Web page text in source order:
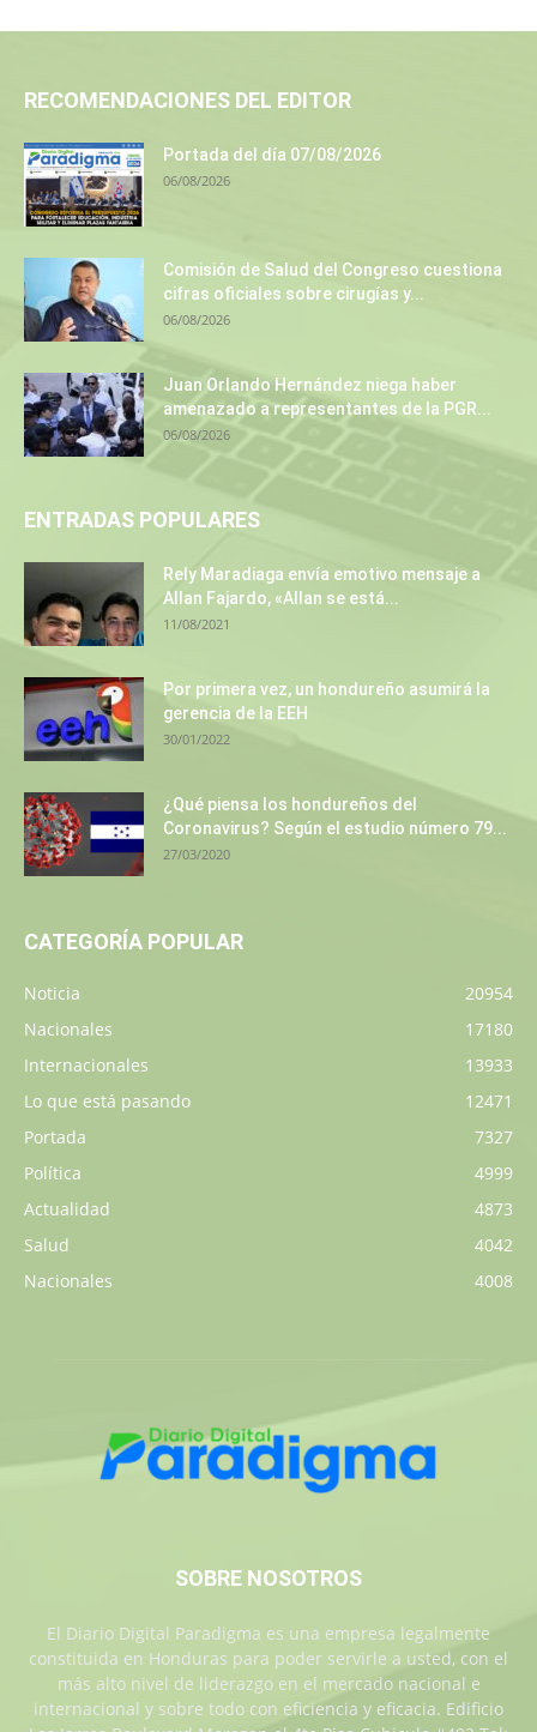
RECOMENDACIONES DEL EDITOR
Portada del día 07/08/2026
06/08/2026
Comisión de Salud del Congreso cuestiona
cifras oficiales sobre cirugías y...
06/08/2026
Juan Orlando Hernández niega haber
amenazado a representantes de la PGR...
06/08/2026
ENTRADAS POPULARES
Rely Maradiaga envía emotivo mensaje a
Allan Fajardo, «Allan se está...
11/08/2021
Por primera vez, un hondureño asumirá la
gerencia de la EEH
30/01/2022
¿Qué piensa los hondureños del
Coronavirus? Según el estudio número 79...
27/03/2020
CATEGORÍA POPULAR
Noticia
20954
Nacionales
17180
Internacionales
13933
Lo que está pasando
12471
Portada
7327
Política
4999
Actualidad
4873
Salud
4042
Nacionales
4008
SOBRE NOSOTROS
El Diario Digital Paradigma es una empresa legalmente
constituida en Honduras para poder servirle a usted, con el
más alto nivel de liderazgo en el mercado nacional e
internacional y sobre todo con eficiencia y eficacia. Edificio